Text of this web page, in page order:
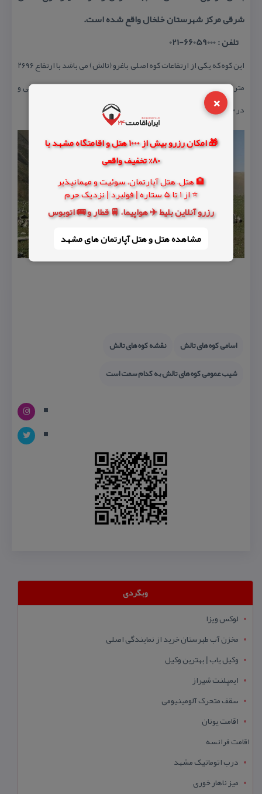
×
🎁 امکان رزرو بیش از 1000 هتل و اقامتگاه مشهد با
80% تخفیف واقعی
🏨 هتل، هتل آپارتمان، سوئیت و مهمانپذیر
⭐ از 1 تا 5 ستاره | فولبرد | نزدیک حرم
رزرو آنلاین بلیط ✈️ هواپیما، 🚆 قطار و 🚌 اتوبوس
مشاهده هتل و هتل‌ آپارتمان های مشهد
شرقی مركز شهرستان خلخال واقع شده است.
تلفن : 66059000-021
این كوه كه یكی از ارتفاعات كوه اصلی باغرو (تالش) می باشد با ارتفاع ۲۶۹۶
متر در محدوده شهرستان خلخال ، بخش مركزی، دهستان سنجبد شرقی و
در ۱۰ كیلومتری شمال شرقی مركز شهرستان خلخال واقع شده است.
اسامی كوه های تالش
نقشه كوه های تالش
شیب عمومی كوه های تالش به كدام سمت است
وبگردی
لوکس ویزا
مخزن آب طبرستان خرید از نمایندگی اصلی
وکیل یاب | بهترین وکیل
ایمپلنت شیراز
سقف متحرک آلومینیومی
اقامت یونان
اقامت فرانسه
درب اتوماتیک مشهد
میز ناهار خوری